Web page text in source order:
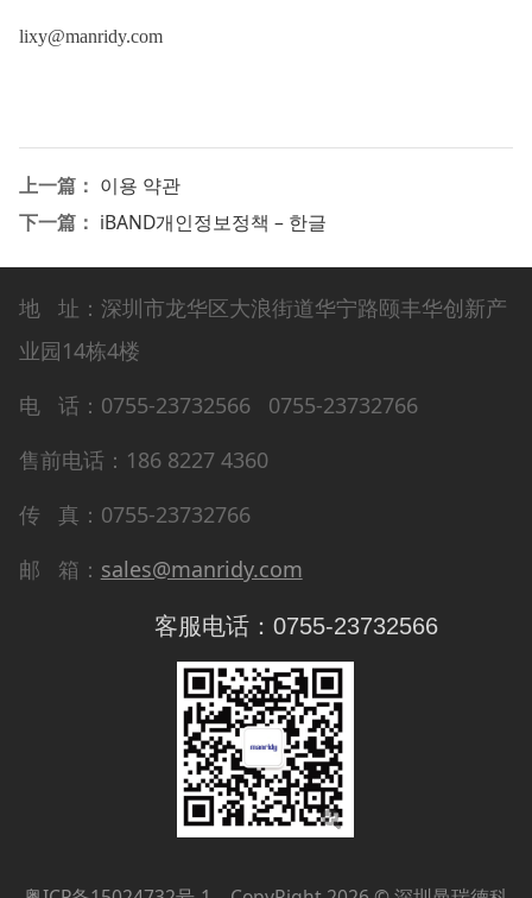
lixy@manridy.com
上一篇： 이용 약관
下一篇： iBAND개인정보정책 – 한글
地 址：深圳市龙华区大浪街道华宁路颐丰华创新产
业园14栋4楼
电 话：0755-23732566 0755-23732766
售前电话：186 8227 4360
传 真：0755-23732766
邮 箱： sales@manridy.com
客服电话：0755-23732566